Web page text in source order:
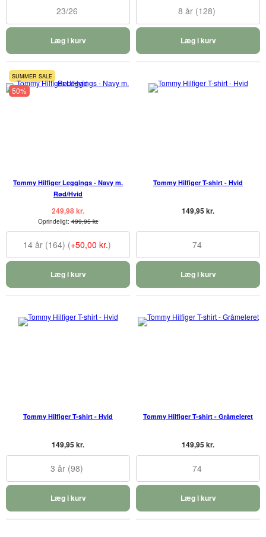
23/26
Læg i kurv
8 år (128)
Læg i kurv
SUMMER SALE
50%
Tommy Hilfiger Leggings - Navy m.
Rød/Hvid
249,98 kr.
Oprindeligt:499,95 kr.
14 år (164) (+50,00 kr.)
Læg i kurv
Tommy Hilfiger T-shirt - Hvid
149,95 kr.
74
Læg i kurv
Tommy Hilfiger T-shirt - Hvid
149,95 kr.
3 år (98)
Læg i kurv
Tommy Hilfiger T-shirt - Gråmeleret
149,95 kr.
74
Læg i kurv